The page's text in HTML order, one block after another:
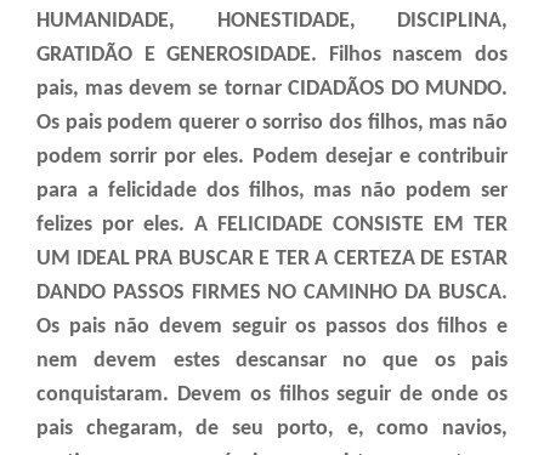
HUMANIDADE, HONESTIDADE, DISCIPLINA,
GRATIDÃO E GENEROSIDADE. Filhos nascem dos
pais, mas devem se tornar CIDADÃOS DO MUNDO.
Os pais podem querer o sorriso dos filhos, mas não
podem sorrir por eles. Podem desejar e contribuir
para a felicidade dos filhos, mas não podem ser
felizes por eles. A FELICIDADE CONSISTE EM TER
UM IDEAL PRA BUSCAR E TER A CERTEZA DE ESTAR
DANDO PASSOS FIRMES NO CAMINHO DA BUSCA.
Os pais não devem seguir os passos dos filhos e
nem devem estes descansar no que os pais
conquistaram. Devem os filhos seguir de onde os
pais chegaram, de seu porto, e, como navios,